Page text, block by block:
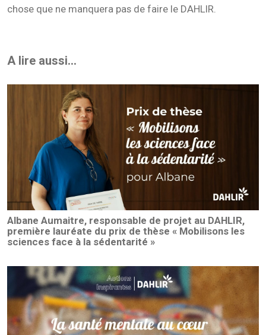
A lire aussi...
Albane Aumaitre, responsable de projet au DAHLIR,
première lauréate du prix de thèse « Mobilisons les
sciences face à la sédentarité »
chose que ne manquera pas de faire le DAHLIR.